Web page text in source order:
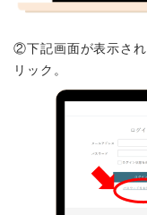
②下記画面が表示さ
リック。